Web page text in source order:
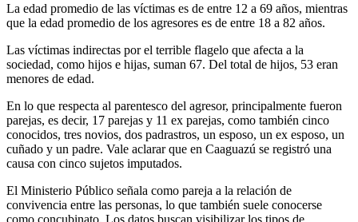
La edad promedio de las víctimas es de entre 12 a 69 años, mientras
que la edad promedio de los agresores es de entre 18 a 82 años.
Las víctimas indirectas por el terrible flagelo que afecta a la
sociedad, como hijos e hijas, suman 67. Del total de hijos, 53 eran
menores de edad.
En lo que respecta al parentesco del agresor, principalmente fueron
parejas, es decir, 17 parejas y 11 ex parejas, como también cinco
conocidos, tres novios, dos padrastros, un esposo, un ex esposo, un
cuñado y un padre. Vale aclarar que en Caaguazú se registró una
causa con cinco sujetos imputados.
El Ministerio Público señala como pareja a la relación de
convivencia entre las personas, lo que también suele conocerse
como concubinato. Los datos buscan visibilizar los tipos de